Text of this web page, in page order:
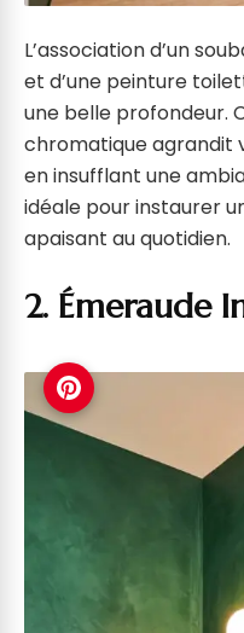
L’association d’un
et d’une peinture
une belle profondeur.
chromatique agrandit
en insufflant une
idéale pour instaurer
apaisant au quotidien.
2. Émeraude